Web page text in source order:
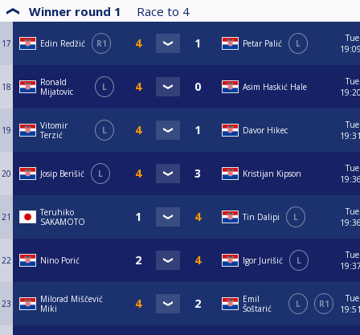
Winner round 1 Race to 4
17 Edin Redžić R1 Petar Palić L
Tue
18
Ronald
Mijatovic
L Asim Haskić Hale
Tue
19
Vitomir
Terzić
L Davor Hikec
Tue
20 Josip Berišić L Kristijan Kipson
Tue
21
Teruhiko
SAKAMOTO
Tin Dalipi L
Tue
22 Nino Porić Igor Jurišić L
Tue
23
Milorad Miščević
Miki
Emil
Šoštarić
L R1
Tue